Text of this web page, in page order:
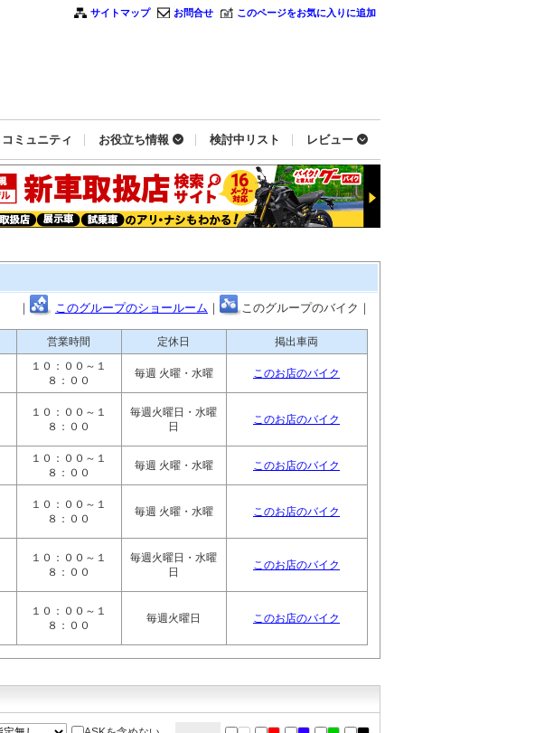
サイトマップ お問合せ このページをお気に入りに追加
コミュニティ お役立ち情報 検討中リスト レビュー
｜ このグループのショールーム ｜ このグループのバイク｜
営業時間 定休日
掲出車両
１０：００～１
８：００
毎週 火曜・水曜 このお店のバイク
１０：００～１
８：００
毎週火曜日・水曜
日
このお店のバイク
１０：００～１
８：００
毎週 火曜・水曜 このお店のバイク
１０：００～１
８：００
毎週 火曜・水曜 このお店のバイク
１０：００～１
８：００
毎週火曜日・水曜
日
このお店のバイク
１０：００～１
８：００
毎週火曜日 このお店のバイク